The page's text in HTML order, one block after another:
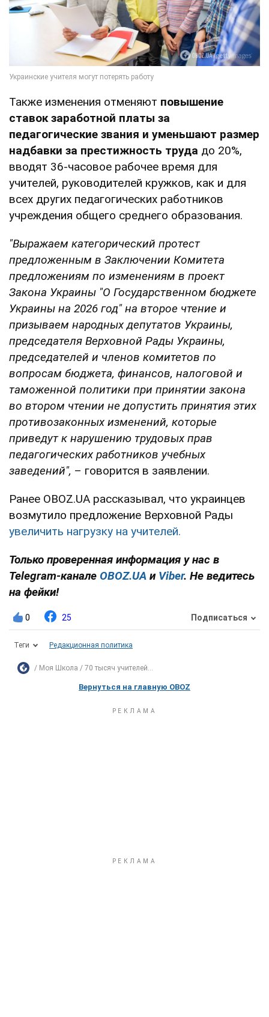
Также изменения отменяют повышение
ставок заработной платы за
педагогические звания и уменьшают размер
надбавки за престижность труда до 20%,
вводят 36-часовое рабочее время для
учителей, руководителей кружков, как и для
всех других педагогических работников
учреждения общего среднего образования.
"Выражаем категорический протест
предложенным в Заключении Комитета
предложениям по изменениям в проект
Закона Украины "О Государственном бюджете
Украины на 2026 год" на второе чтение и
призываем народных депутатов Украины,
председателя Верховной Рады Украины,
председателей и членов комитетов по
вопросам бюджета, финансов, налоговой и
таможенной политики при принятии закона
во втором чтении не допустить принятия этих
противозаконных изменений, которые
приведут к нарушению трудовых прав
педагогических работников учебных
заведений", – говорится в заявлении.
Ранее OBOZ.UA рассказывал, что украинцев
возмутило предложение Верховной Рады
увеличить нагрузку на учителей.
Только проверенная информация у нас в
Telegram-канале OBOZ.UA и Viber. Не ведитесь
на фейки!
0 25 Подписаться
Теги Редакционная политика
Моя Школа 70 тысяч учителей...
Вернуться на главную OBOZ